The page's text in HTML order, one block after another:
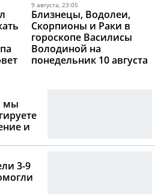
9 августа, 23:05
Близнецы, Водолеи,
Скорпионы и Раки в
гороскопе Василисы
Володиной на
понедельник 10 августа
мы
и
3-9